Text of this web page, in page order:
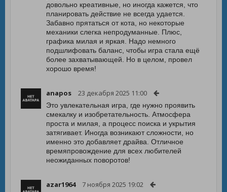
довольно креативные, но иногда кажется, что
планировать действие не всегда удается.
Забавно прятаться от кота, но некоторые
механики слегка непродуманные. Плюс,
графика милая и яркая. Надо немного
подшлифовать баланс, чтобы игра стала ещё
более захватывающей. Но в целом, провел
хорошо время!
anapos 23 декабря 2025 11:00
Это увлекательная игра, где нужно проявить
смекалку и изобретательность. Атмосфера
проста и милая, а процесс поиска и укрытия
затягивает. Иногда возникают сложности, но
именно это добавляет драйва. Отличное
времяпровождение для всех любителей
неожиданных поворотов!
azar1964 7 ноября 2025 19:02